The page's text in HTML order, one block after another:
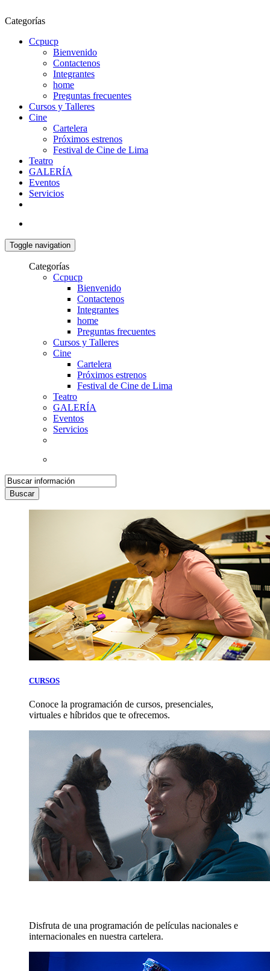
Categorías
Ccpucp
Bienvenido
Contactenos
Integrantes
home
Preguntas frecuentes
Cursos y Talleres
Cine
Cartelera
Próximos estrenos
Festival de Cine de Lima
Teatro
GALERÍA
Eventos
Servicios
Toggle navigation
Categorías
Ccpucp
Bienvenido
Contactenos
Integrantes
home
Preguntas frecuentes
Cursos y Talleres
Cine
Cartelera
Próximos estrenos
Festival de Cine de Lima
Teatro
GALERÍA
Eventos
Servicios
Buscar
CURSOS
Conoce la programación de cursos, presenciales,
virtuales e híbridos que te ofrecemos.
Disfruta de una programación de películas nacionales e
internacionales en nuestra cartelera.